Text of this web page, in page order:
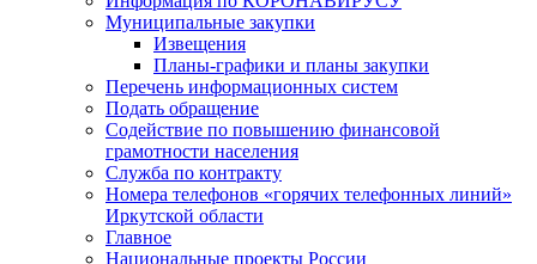
Муниципальные закупки
Извещения
Планы-графики и планы закупки
Перечень информационных систем
Подать обращение
Содействие по повышению финансовой
грамотности населения
Служба по контракту
Номера телефонов «горячих телефонных линий»
Иркутской области
Главное
Национальные проекты России